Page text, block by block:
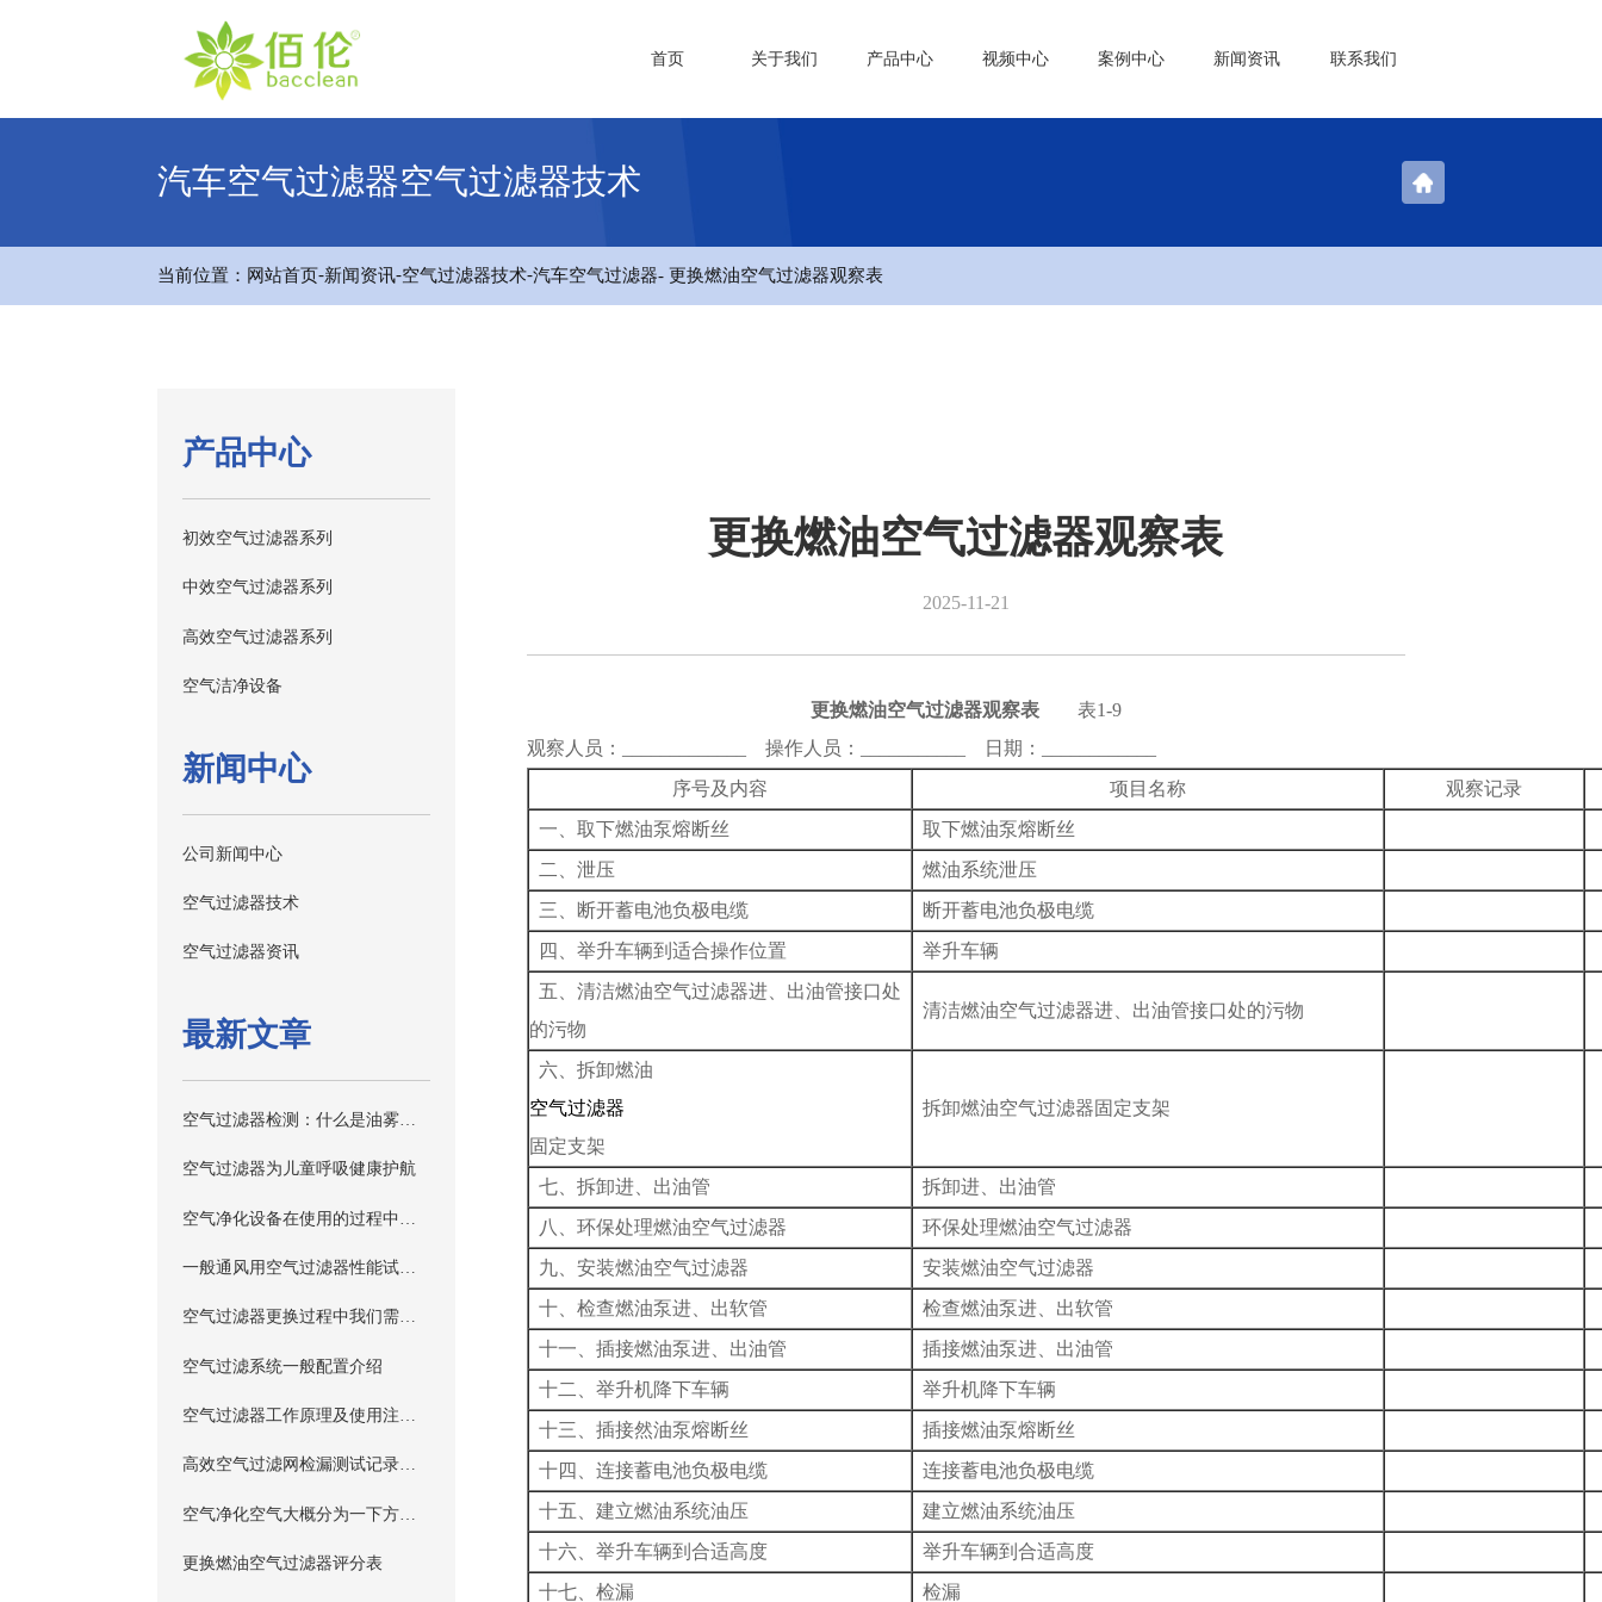
首页 关于我们 产品中心 视频中心 案例中心 新闻资讯 联系我们
汽车空气过滤器空气过滤器技术
当前位置： 网站首页-新闻资讯-空气过滤器技术-汽车空气过滤器- 更换燃油空气过滤器观察表
产品中心
初效空气过滤器系列
中效空气过滤器系列
高效空气过滤器系列
空气洁净设备
新闻中心
公司新闻中心
空气过滤器技术
空气过滤器资讯
最新文章
空气过滤器检测：什么是油雾法？
空气过滤器为儿童呼吸健康护航
一般通风用空气过滤器性能试验的测试装置
空气过滤器更换过程中我们需要注意哪些事项？
空气过滤系统一般配置介绍
高效空气过滤网检漏测试记录表参考
空气净化空气大概分为一下方法和步骤？
更换燃油空气过滤器评分表
更换燃油空气过滤器观察表
2025-11-21
更换燃油空气过滤器观察表 表1-9
观察人员：_____________ 操作人员：___________ 日期：____________
序号及内容
项目名称
观察记录
一、取下燃油泵熔断丝
取下燃油泵熔断丝
二、泄压
燃油系统泄压
三、断开蓄电池负极电缆
断开蓄电池负极电缆
四、举升车辆到适合操作位置
举升车辆
五、清洁燃油空气过滤器进、出油管接口处
的污物
清洁燃油空气过滤器进、出油管接口处的污物
六、拆卸燃油
空气过滤器
固定支架
拆卸燃油空气过滤器固定支架
七、拆卸进、出油管
拆卸进、出油管
八、环保处理燃油空气过滤器
环保处理燃油空气过滤器
九、安装燃油空气过滤器
安装燃油空气过滤器
十、检查燃油泵进、出软管
检查燃油泵进、出软管
十一、插接燃油泵进、出油管
插接燃油泵进、出油管
十二、举升机降下车辆
举升机降下车辆
十三、插接然油泵熔断丝
插接燃油泵熔断丝
十四、连接蓄电池负极电缆
连接蓄电池负极电缆
十五、建立燃油系统油压
建立燃油系统油压
十六、举升车辆到合适高度
举升车辆到合适高度
十七、检漏
检漏